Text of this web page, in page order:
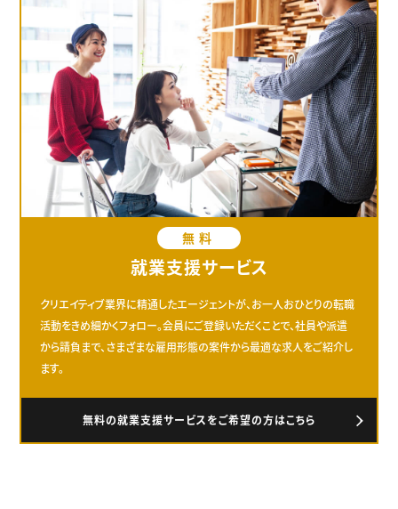
無料
就業支援サービス
クリエイティブ業界に精通したエージェントが、お一人おひとりの転職
活動をきめ細かくフォロー。会員にご登録いただくことで、社員や派遣
から請負まで、さまざまな雇用形態の案件から最適な求人をご紹介し
ます。
無料の就業支援サービスをご希望の方はこちら